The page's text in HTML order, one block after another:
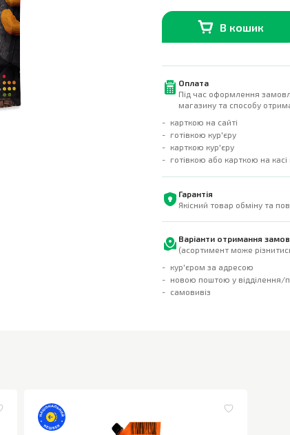
В кошик
Оплата
Під час оформлення
магазину та способу
карткою на сайті
готівкою кур'єру
карткою кур'єру
готівкою або карткою на
Гарантія
Якісний товар обміну та
Варіанти отримання
(асортимент може
кур'єром за адресою
новою поштою у відділення/
самовивіз